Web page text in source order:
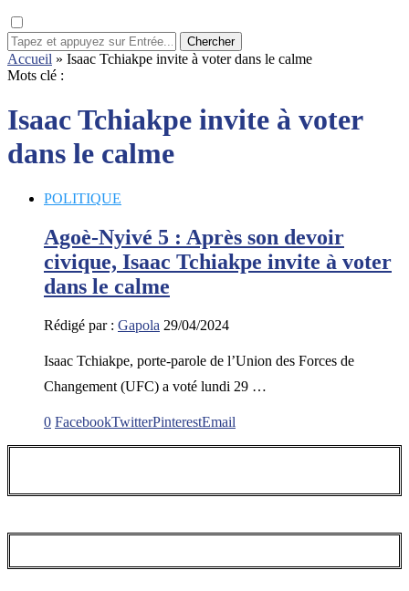
Chercher
Accueil » Isaac Tchiakpe invite à voter dans le calme
Mots clé :
Isaac Tchiakpe invite à voter
dans le calme
POLITIQUE
Agoè-Nyivé 5 : Après son devoir
civique, Isaac Tchiakpe invite à voter
dans le calme
Rédigé par : Gapola 29/04/2024
Isaac Tchiakpe, porte-parole de l’Union des Forces de
Changement (UFC) a voté lundi 29 …
0 FacebookTwitterPinterestEmail